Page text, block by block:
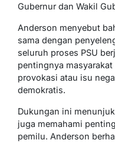
Gubernur dan Wakil
Anderson menyebut
sama dengan
seluruh proses PSU
pentingnya
provokasi atau isu
demokratis.
Dukungan ini
juga memahami
pemilu. Anderson